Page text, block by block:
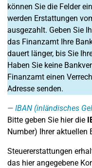
können Sie die Felder
werden Erstattungen
ausgezahlt. Geben Sie
das Finanzamt Ihre
dauert länger, bis Sie
Haben Sie keine
Finanzamt einen
Adresse senden.
IBAN (inländisches
Bitte geben Sie hier die
Number) Ihrer aktuellen
Steuererstattungen
das hier angegebene